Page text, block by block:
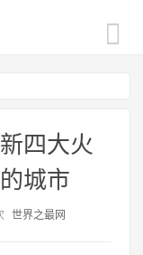
四大火
城市
世界之最网